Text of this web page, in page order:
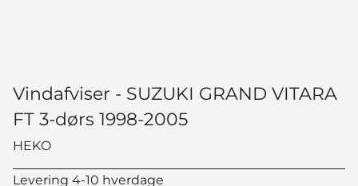
Vindafviser - SUZUKI GRAND VITARA
FT 3-dørs 1998-2005
HEKO
Levering 4-10 hverdage